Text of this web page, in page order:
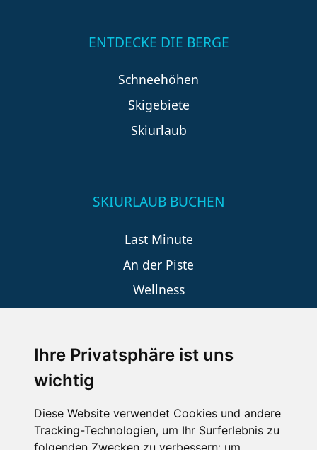
Ihre Privatsphäre ist uns
wichtig
Diese Website verwendet Cookies und andere
Tracking-Technologien, um Ihr Surferlebnis zu
folgenden Zwecken zu verbessern: um
ENTDECKE DIE BERGE
Schneehöhen
Skigebiete
Skiurlaub
SKIURLAUB BUCHEN
Last Minute
An der Piste
Wellness
SCHNEEHÖHEN SKI APP
Die Schneehoehen Ski APP für iOS und Android - Ein
Muss für alle Wintersportler und Schneefreaks!